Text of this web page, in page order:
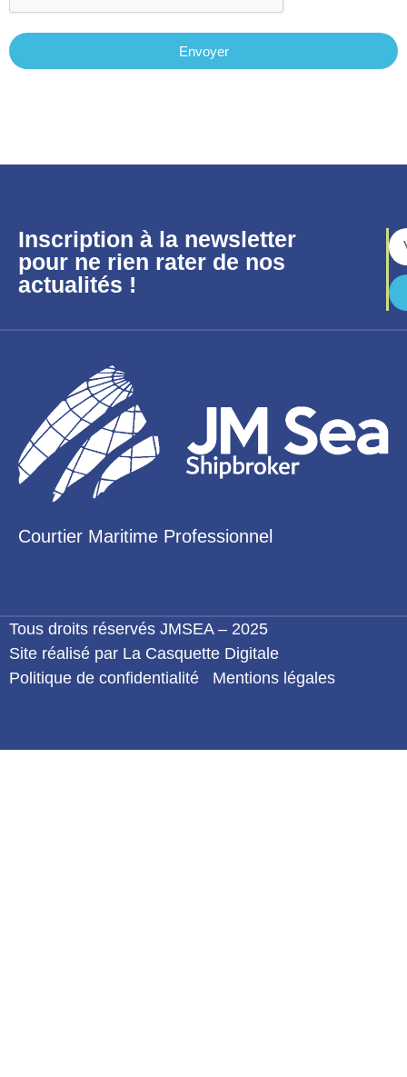
Envoyer
Inscription à la newsletter
pour ne rien rater de nos
actualités !
Courtier Maritime Professionnel
Tous droits réservés JMSEA – 2025
Site réalisé par La Casquette Digitale
Politique de confidentialité
Mentions légales